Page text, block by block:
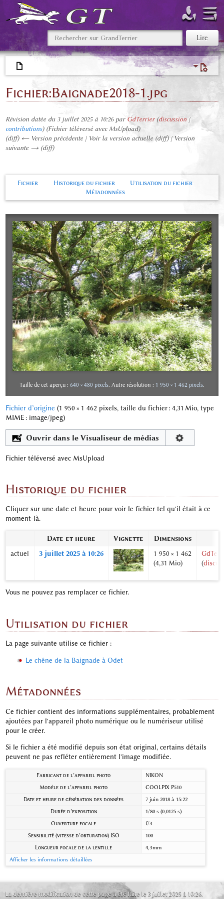
Fichier:Baignade2018-1.jpg
Révision datée du 3 juillet 2025 à 10:26 par GdTerrier (discussion|
contributions) (Fichier téléversé avec MsUpload)
(diff) ← Version précédente | Voir la version actuelle (diff) | Version
suivante → (diff)
Fichier Historique du fichier
Utilisation du fichier
Métadonnées
Taille de cet aperçu : 640 × 480 pixels. Autre résolution : 1 950 × 1 462 pixels.
Fichier d’origine (1 950 × 1 462 pixels, taille du fichier : 4,31 Mio, type
MIME : image/jpeg)
Ouvrir dans le Visualiseur de médias
Fichier téléversé avec MsUpload
Historique du fichier
Cliquer sur une date et heure pour voir le fichier tel qu'il était à ce
moment-là.
Date et heure Vignette Dimensions
actuel
3 juillet 2025 à 10:26
1 950 × 1 462
(4,31 Mio)
(
Vous ne pouvez pas remplacer ce fichier.
Utilisation du fichier
La page suivante utilise ce fichier :
Le chêne de la Baignade à Odet
Métadonnées
Ce fichier contient des informations supplémentaires, probablement
ajoutées par l'appareil photo numérique ou le numériseur utilisé
pour le créer.
Si le fichier a été modifié depuis son état original, certains détails
peuvent ne pas refléter entièrement l'image modifiée.
Fabricant de l’appareil photo
NIKON
Modèle de l’appareil photo
COOLPIX P510
Date et heure de génération des données
7 juin 2018 à 15:22
Durée d’exposition
1/80 s (0,0125 s)
Ouverture focale
f/3
Sensibilité (vitesse d’obturation) ISO
100
Longueur focale de la lentille
4,3 mm
Afficher les informations détaillées
La dernière modification de cette page a été faite le 3 juillet 2025 à 10:26.